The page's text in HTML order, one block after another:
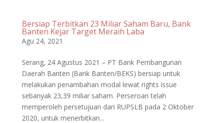
Bersiap Terbitkan 23 Miliar Saham Baru, Bank
Banten Kejar Target Meraih Laba
Agu 24, 2021
Serang, 24 Agustus 2021 – PT Bank Pembangunan
Daerah Banten (Bank Banten/BEKS) bersiap untuk
melakukan penambahan modal lewat rights issue
sebanyak 23,39 miliar saham. Perseroan telah
memperoleh persetujuan dari RUPSLB pada 2 Oktober
2020, untuk menerbitkan...